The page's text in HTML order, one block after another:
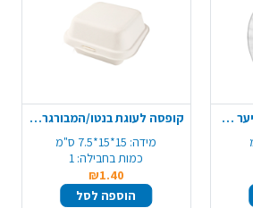
מגש מתכלה קנה סוכר יער 10 יח' - טבעי
קופסה לעוגת בנטו/המבורגר קנה סוכר
מידה: 15*15*7.5 ס"מ
כמות בחבילה: 1
₪1.40
הוספה לסל